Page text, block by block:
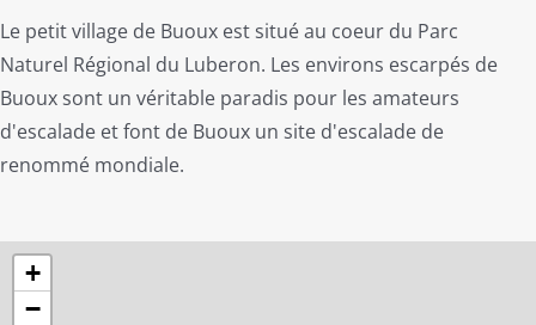
Le petit village de Buoux est situé au coeur du Parc
Naturel Régional du Luberon. Les environs escarpés de
Buoux sont un véritable paradis pour les amateurs
d'escalade et font de Buoux un site d'escalade de
renommé mondiale.
+
−